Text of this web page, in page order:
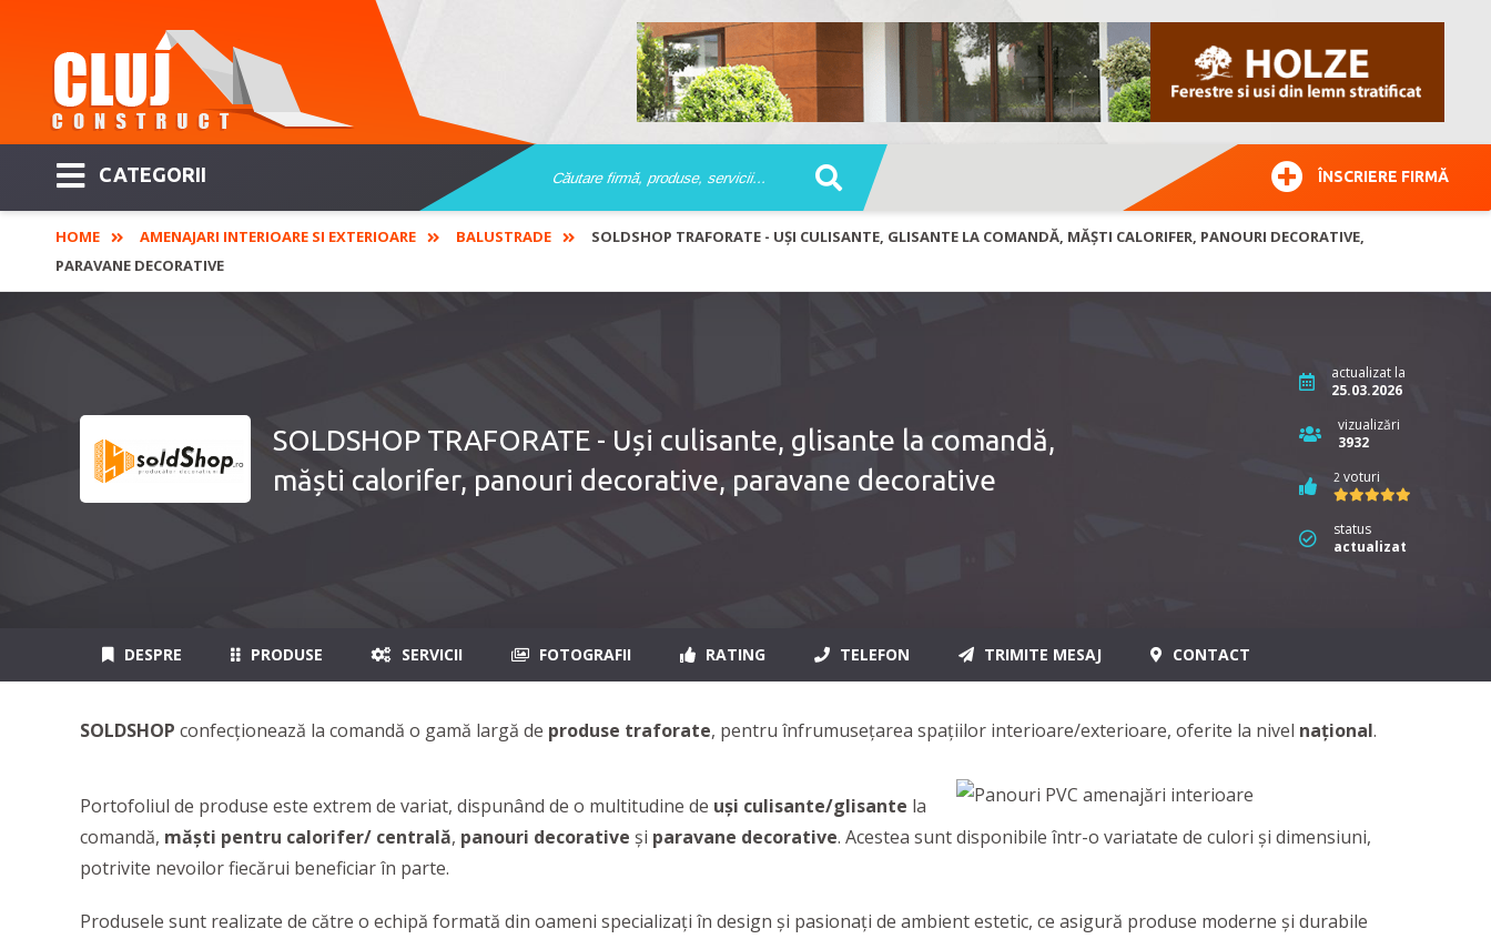
CATEGORII ÎNSCRIERE FIRMĂ
HOME AMENAJARI INTERIOARE SI EXTERIOARE BALUSTRADE
SOLDSHOP TRAFORATE - UȘI CULISANTE, GLISANTE LA COMANDĂ, MĂȘTI CALORIFER, PANOURI DECORATIVE,
PARAVANE DECORATIVE
SOLDSHOP TRAFORATE - Uși culisante, glisante la comandă,
măști calorifer, panouri decorative, paravane decorative
actualizat la
25.03.2026
vizualizări
3932
2 voturi
status
actualizat
DESPRE PRODUSE SERVICII FOTOGRAFII RATING TELEFON TRIMITE MESAJ CONTACT
SOLDSHOP confecționează la comandă o gamă largă de produse traforate, pentru înfrumusețarea spațiilor interioare/exterioare, oferite la nivel naţional.
Portofoliul de produse este extrem de variat, dispunând de o multitudine de uși culisante/glisante la
comandă, măști pentru calorifer/ centrală, panouri decorative și paravane decorative. Acestea sunt disponibile într-o variatate de culori şi dimensiuni,
potrivite nevoilor fiecărui beneficiar în parte.
Produsele sunt realizate de către o echipă formată din oameni specializați în design și pasionați de ambient estetic, ce asigură produse moderne şi durabile